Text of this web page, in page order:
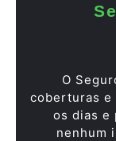
O
coberturas e
os dias e
nenhum